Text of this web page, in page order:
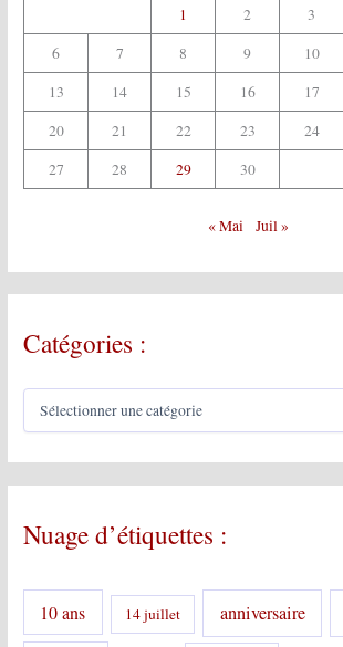
1 2 3
6
7 8 9 10
13
14 15 16 17
20
21 22 23 24
27
28 29 30
« Mai Juil »
Catégories :
C
é
g
r
s
Nuage d’étiquettes :
10 ans 14 juillet anniversaire